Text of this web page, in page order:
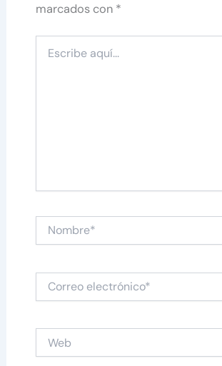
marcados con *
aquí...
Nombre*
Correo
electrónico*